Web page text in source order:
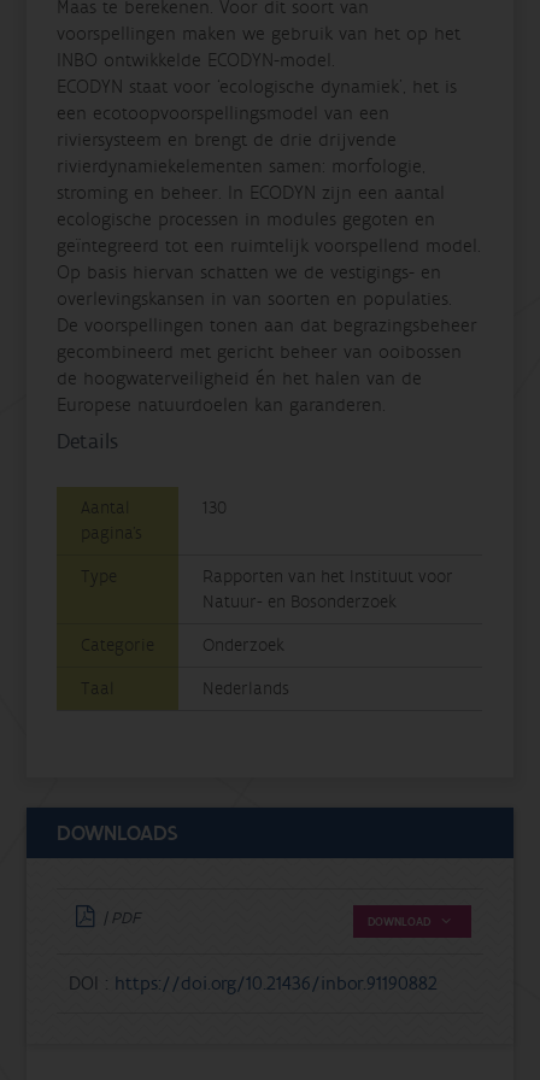
Maas te berekenen. Voor dit soort van
voorspellingen maken we gebruik van het op het
INBO ontwikkelde ECODYN-model.
ECODYN staat voor ‘ecologische dynamiek’, het is
een ecotoopvoorspellingsmodel van een
riviersysteem en brengt de drie drijvende
rivierdynamiekelementen samen: morfologie,
stroming en beheer. In ECODYN zijn een aantal
ecologische processen in modules gegoten en
geïntegreerd tot een ruimtelijk voorspellend model.
Op basis hiervan schatten we de vestigings- en
overlevingskansen in van soorten en populaties.
De voorspellingen tonen aan dat begrazingsbeheer
gecombineerd met gericht beheer van ooibossen
de hoogwaterveiligheid én het halen van de
Europese natuurdoelen kan garanderen.
Details
Aantal
pagina's
130
Type
Rapporten van het Instituut voor
Natuur- en Bosonderzoek
Categorie
Onderzoek
Taal
Nederlands
DOWNLOADS
| PDF DOWNLOAD
DOI : https://doi.org/10.21436/inbor.91190882